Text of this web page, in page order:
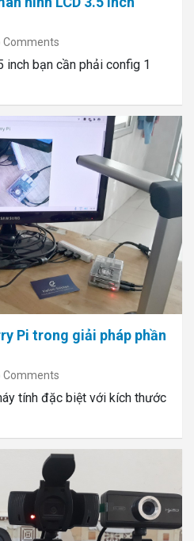
Comments
inch bạn cần phải config 1
Pi trong giải pháp phần
Comments
tính đặc biệt với kích thước